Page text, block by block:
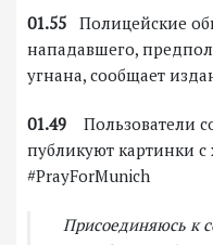
01.55 Полицейские
нападавшего,
угнана, сообщает
01.49 Пользователи
публикуют картинки
#PrayForMunich
Присоединяюсь к